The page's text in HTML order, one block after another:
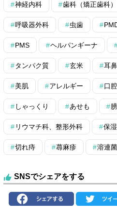
神経内科 歯科（矯正歯科）
呼吸器外科 虫歯
PMS ヘルパンギーナ
タンパク質 玄米 耳
美肌 アレルギー 口
しゃっくり あせも
リウマチ科、整形外科 保湿
切れ痔 蕁麻疹 溶連菌
SNSでシェアをする